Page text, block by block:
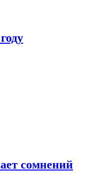
сомнений